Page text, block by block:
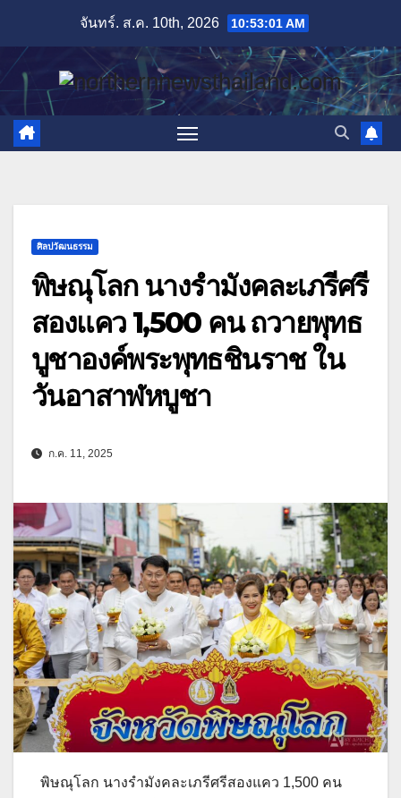
content
จันทร์. ส.ค. 10th, 2026 10:53:03 AM
ศิลปวัฒนธรรม
พิษณุโลก นางรำมังคละเภรีศรี
สองแคว 1,500 คน ถวายพุทธ
บูชาองค์พระพุทธชินราช ใน
วันอาสาฬหบูชา
ก.ค. 11, 2025
พิษณุโลก นางรำมังคละเภรีศรีสองแคว 1,500 คน